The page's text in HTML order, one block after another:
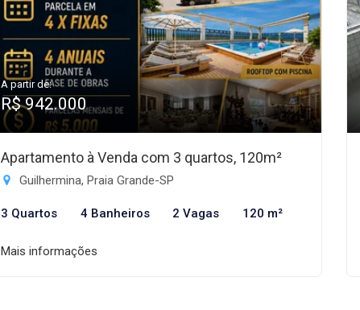
A partir de:
R$ 942.000
Apartamento à Venda com 3 quartos, 120m²
Guilhermina, Praia Grande-SP
3 Quartos 4 Banheiros 2 Vagas 120 m²
Mais informações